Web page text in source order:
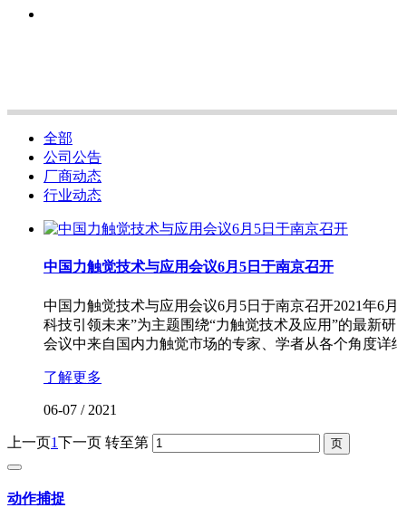
全部
公司公告
厂商动态
行业动态
中国力触觉技术与应用会议6月5日于南京召开
中国力触觉技术与应用会议6月5日于南京召开2021年
科技引领未来”为主题围绕“力触觉技术及应用”的最新
会议中来自国内力触觉市场的专家、学者从各个角度详
了解更多
06-07 / 2021
上一页1下一页 转至第
动作捕捉